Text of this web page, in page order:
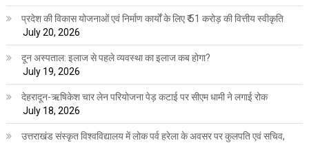
प्रदेश की विकास योजनाओं एवं निर्माण कार्यों के लिए ₹ 51 करोड़ की वित्तीय स्वीकृति
July 20, 2026
दून अस्पताल: इलाज से पहले व्यवस्था का इलाज कब होगा?
July 19, 2026
देहरादून-ऋषिकेश चार लेन परियोजना पेड़ कटाई पर सीएम धामी ने लगाई रोक
July 18, 2026
उत्तराखंड संस्कृत विश्वविद्यालय में लोक पर्व हरेला के अवसर पर कुलपति एवं सचिव,